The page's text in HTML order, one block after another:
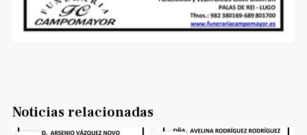
Noticias relacionadas